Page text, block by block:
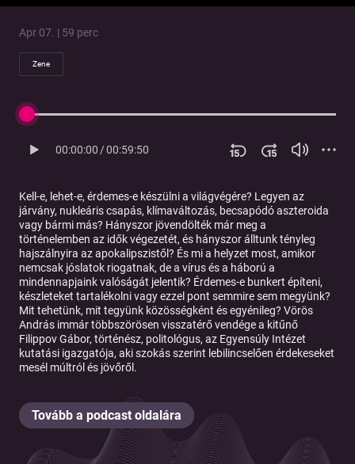
Apr 07. | 59 perc
Zene
00:00:00/00:59:50
Kell-e, lehet-e, érdemes-e készülni a világvégére? Legyen az
járvány, nukleáris csapás, klímaváltozás, becsapódó aszteroida
vagy bármi más? Hányszor jövendölték már meg a
történelemben az idők végezetét, és hányszor álltunk tényleg
hajszálnyira az apokalipszistől? És mi a helyzet most, amikor
nemcsak jóslatok riogatnak, de a vírus és a háború a
mindennapjaink valóságát jelentik? Érdemes-e bunkert építeni,
készleteket tartalékolni vagy ezzel pont semmire sem megyünk?
Mit tehetünk, mit tegyünk közösségként és egyénileg? Vörös
András immár többszörösen visszatérő vendége a kitűnő
Filippov Gábor, történész, politológus, az Egyensúly Intézet
kutatási igazgatója, aki szokás szerint lebilincselően érdekeseket
mesél múltról és jövőről.
Tovább a podcast oldalára